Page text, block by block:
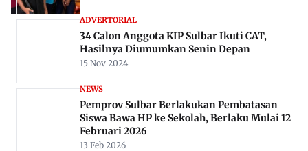
ADVERTORIAL
34 Calon Anggota KIP Sulbar Ikuti CAT,
Hasilnya Diumumkan Senin Depan
15 Nov 2024
NEWS
Pemprov Sulbar Berlakukan Pembatasan
Siswa Bawa HP ke Sekolah, Berlaku Mulai 12
Februari 2026
13 Feb 2026